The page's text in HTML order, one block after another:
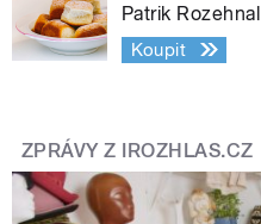
Patrik Rozehnal
Koupit
ZPRÁVY Z IROZHLAS.CZ